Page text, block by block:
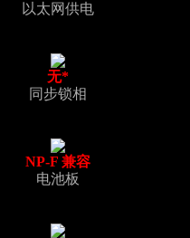
以太网供电
无*
同步锁相
NP-F 兼容
电池板